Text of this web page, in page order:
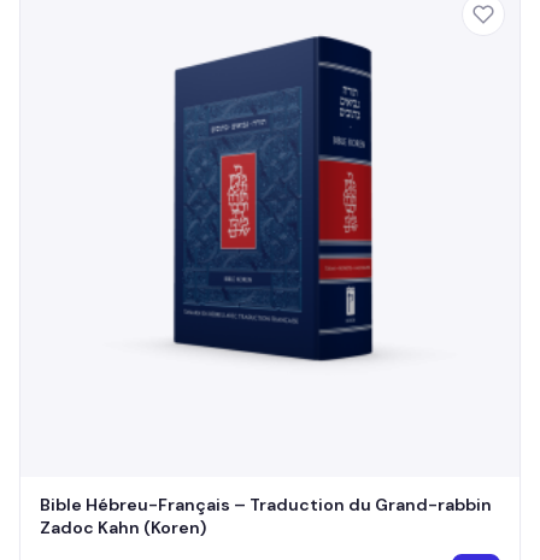
Bible Hébreu-Français – Traduction du Grand-rabbin
Zadoc Kahn (Koren)